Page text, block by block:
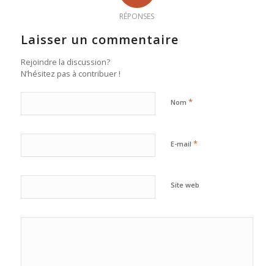
RÉPONSES
Laisser un commentaire
Rejoindre la discussion?
N’hésitez pas à contribuer !
Nom *
E-mail *
Site web